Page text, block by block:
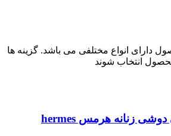
دارای انواع مختلفی می باشد. گزینه ها
انتخاب شوند